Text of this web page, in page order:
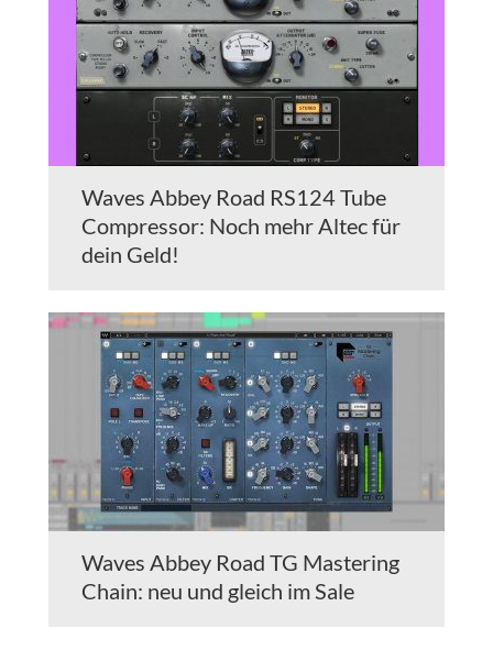
Waves Abbey Road RS124 Tube
Compressor: Noch mehr Altec für
dein Geld!
Waves Abbey Road TG Mastering
Chain: neu und gleich im Sale